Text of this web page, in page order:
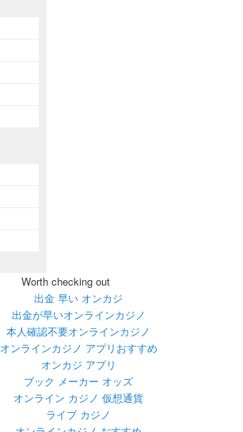
Worth checking out
出金 早い オンカジ
出金が早いオンラインカジノ
本人確認不要オンラインカジノ
オンラインカジノ アプリおすすめ
オンカジ アプリ
ブック メーカー オッズ
オンライン カジノ 仮想通貨
ライブ カジノ